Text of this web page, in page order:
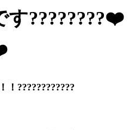
す????????❤️
！????????????